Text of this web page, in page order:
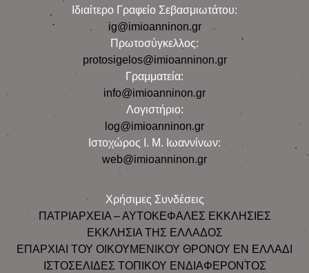
Iδιαίτερο Γραφείο Σεβασμιωτάτου:
ig@imioanninon.gr
Πρωτοσύγκελλος:
protosigelos@imioanninon.gr
Γραμματεία:
info@imioanninon.gr
Λογιστήριο:
log@imioanninon.gr
Ιστοχώρος Ι. Μ. Ιωαννίνων:
web@imioanninon.gr
Χρήσιμες Συνδέσεις
ΠΑΤΡΙΑΡΧΕΙΑ – ΑΥΤΟΚΕΦΑΛΕΣ ΕΚΚΛΗΣΙΕΣ
ΕΚΚΛΗΣΙΑ ΤΗΣ ΕΛΛΑΔΟΣ
ΕΠΑΡΧΙΑΙ ΤΟΥ ΟΙΚΟΥΜΕΝΙΚΟΥ ΘΡΟΝΟΥ ΕΝ ΕΛΛΑΔΙ
ΙΣΤΟΣΕΛΙΔΕΣ ΤΟΠΙΚΟΥ ΕΝΔΙΑΦΕΡΟΝΤΟΣ